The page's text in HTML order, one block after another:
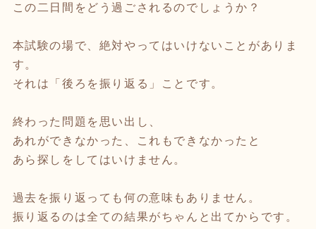
この二日間をどう過ごされるのでしょうか？
本試験の場で、絶対やってはいけないことがありま
す。
それは「後ろを振り返る」ことです。
終わった問題を思い出し、
あれができなかった、これもできなかったと
あら探しをしてはいけません。
過去を振り返っても何の意味もありません。
振り返るのは全ての結果がちゃんと出てからです。